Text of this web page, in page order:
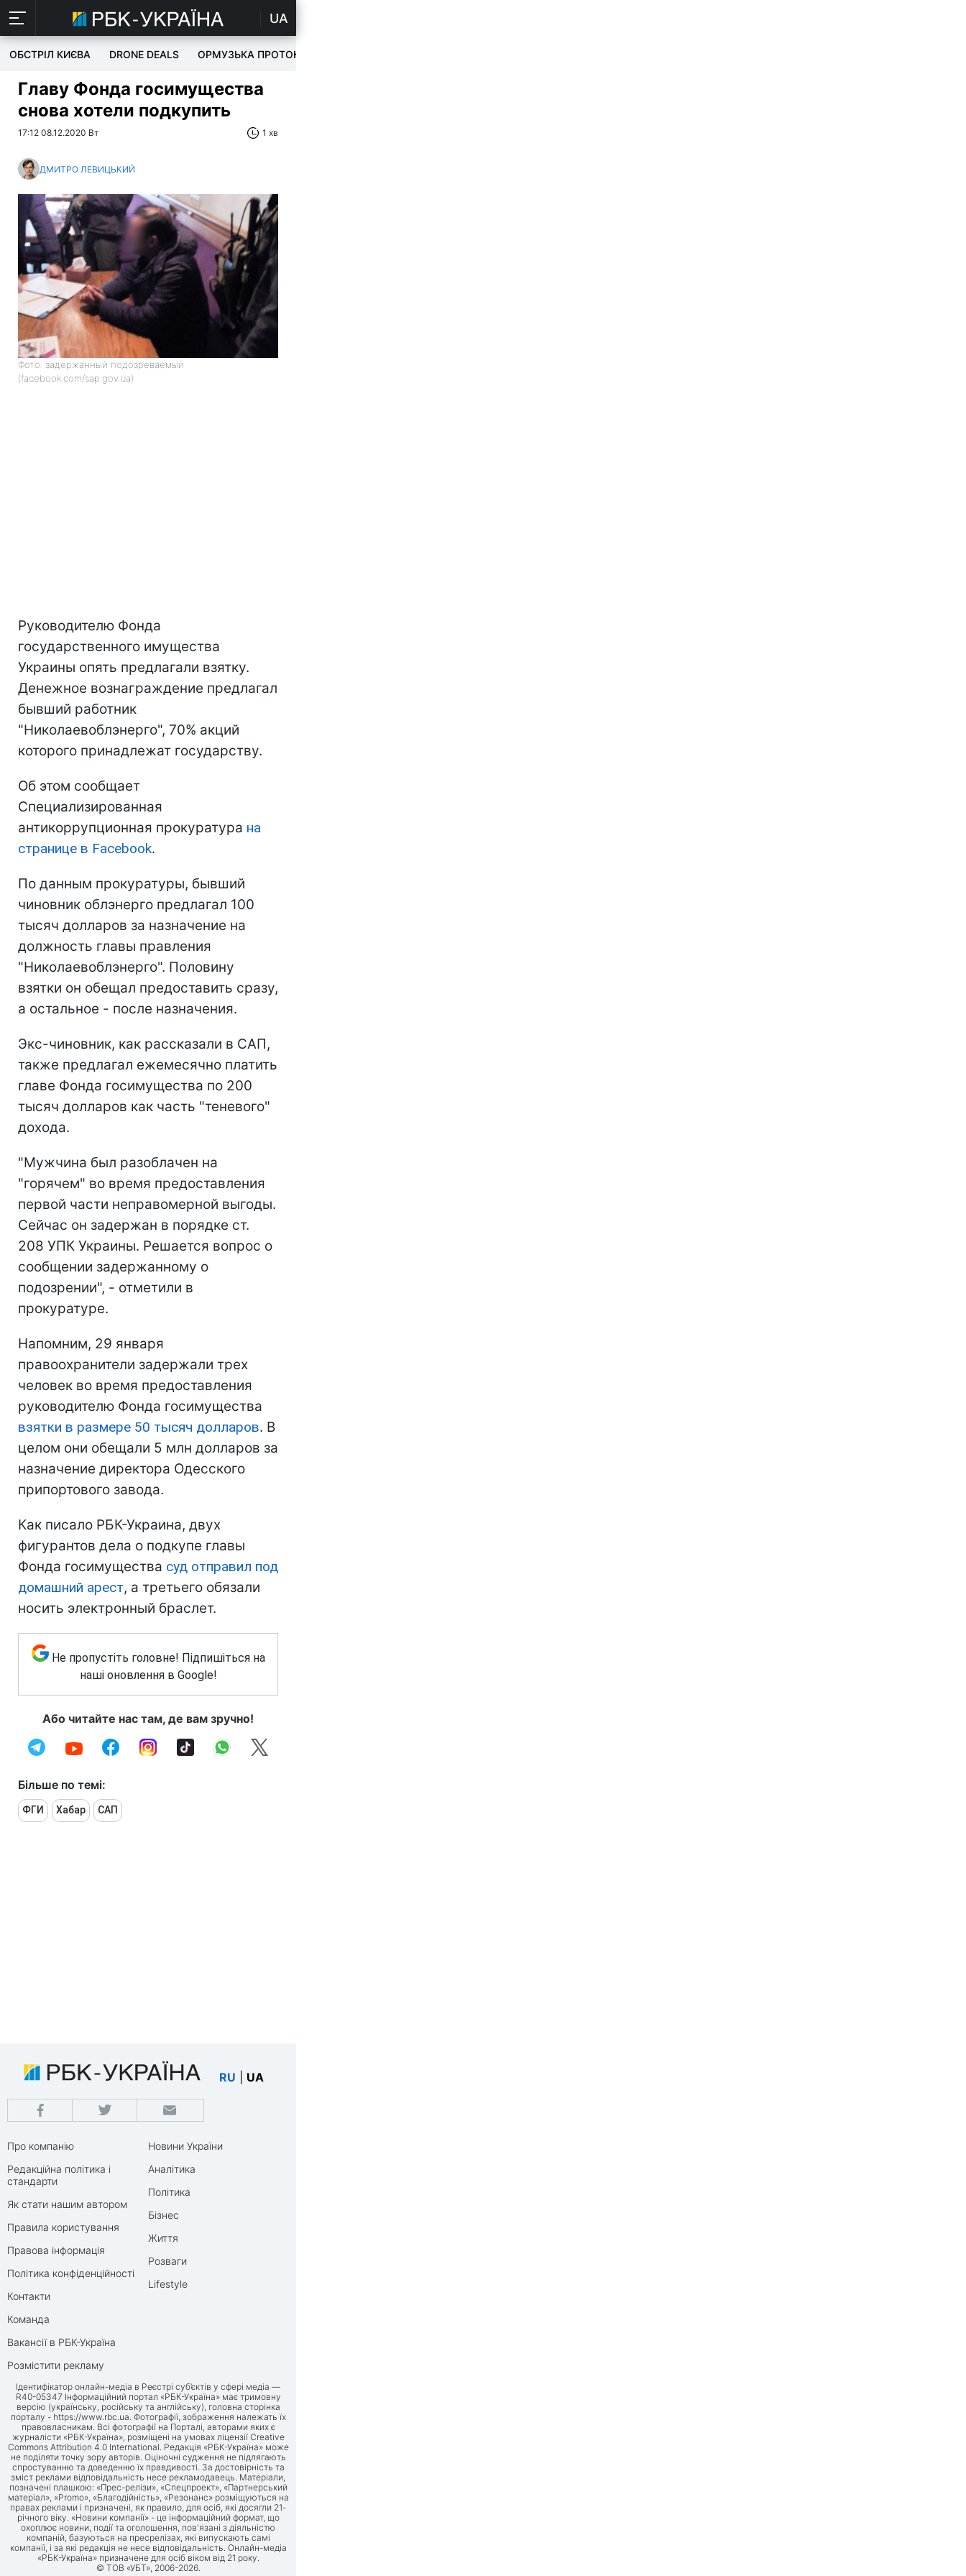
UA
ОБСТРІЛ КИЄВА DRONE DEALS ОРМУЗЬКА ПРОТОКА
Главу Фонда госимущества
снова хотели подкупить
17:12 08.12.2020 Вт 1 хв
ДМИТРО ЛЕВИЦЬКИЙ
Фото: задержанный подозреваемый
(facebook.com/sap.gov.ua)
Руководителю Фонда
государственного имущества
Украины опять предлагали взятку.
Денежное вознаграждение предлагал
бывший работник
"Николаевоблэнерго", 70% акций
которого принадлежат государству.
Об этом сообщает
Специализированная
антикоррупционная прокуратура на
странице в Facebook.
По данным прокуратуры, бывший
чиновник облэнерго предлагал 100
тысяч долларов за назначение на
должность главы правления
"Николаевоблэнерго". Половину
взятки он обещал предоставить сразу,
а остальное - после назначения.
Экс-чиновник, как рассказали в САП,
также предлагал ежемесячно платить
главе Фонда госимущества по 200
тысяч долларов как часть "теневого"
дохода.
"Мужчина был разоблачен на
"горячем" во время предоставления
первой части неправомерной выгоды.
Сейчас он задержан в порядке ст.
208 УПК Украины. Решается вопрос о
сообщении задержанному о
подозрении", - отметили в
прокуратуре.
Напомним, 29 января
правоохранители задержали трех
человек во время предоставления
руководителю Фонда госимущества
взятки в размере 50 тысяч долларов. В
целом они обещали 5 млн долларов за
назначение директора Одесского
припортового завода.
Как писало РБК-Украина, двух
фигурантов дела о подкупе главы
Фонда госимущества суд отправил под
домашний арест, а третьего обязали
носить электронный браслет.
Не пропустіть головне! Підпишіться на
наші оновлення в Google!
Або читайте нас там, де вам зручно!
Більше по темі:
ФГИ Хабар САП
RU UA
Про компанію
Редакційна політика і
стандарти
Як стати нашим автором
Правила користування
Правова інформація
Політика конфіденційності
Контакти
Команда
Вакансії в РБК-Україна
Розмістити рекламу
Новини України
Аналітика
Політика
Бізнес
Життя
Розваги
Lifestyle
Ідентифікатор онлайн-медіа в Реєстрі суб’єктів у сфері медіа —
R40-05347 Інформаційний портал «РБК-Україна» має тримовну
версію (українську, російську та англійську), головна сторінка
порталу - https://www.rbc.ua. Фотографії, зображення належать їх
правовласникам. Всі фотографії на Порталі, авторами яких є
журналісти «РБК-Україна», розміщені на умовах ліцензії Creative
Commons Attribution 4.0 International. Редакція «РБК-Україна» може
не поділяти точку зору авторів. Оціночні судження не підлягають
спростуванню та доведенню їх правдивості. За достовірність та
зміст реклами відповідальність несе рекламодавець. Матеріали,
позначені плашкою: «Прес-релізи», «Спецпроект», «Партнерський
матеріал», «Promo», «Благодійність», «Резонанс» розміщуються на
правах реклами і призначені, як правило, для осіб, які досягли 21-
річного віку. «Новини компанії» - це інформаційний формат, що
охоплює новини, події та оголошення, пов'язані з діяльністю
компаній, базуються на пресрелізах, які випускають самі
компанії, і за які редакція не несе відповідальність. Онлайн-медіа
«РБК-Україна» призначене для осіб віком від 21 року.
© ТОВ «УБТ», 2006-2026.